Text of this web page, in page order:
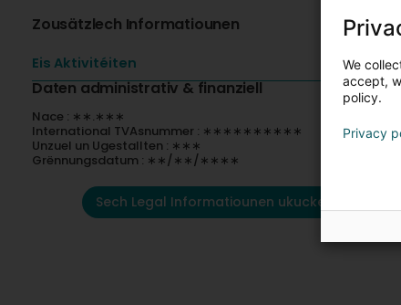
Zousätzlech Informatiounen
Eis Aktivitéiten
Daten administrativ & finanziell
Nace : ∗∗.∗∗∗
International TVAsnummer : ∗∗∗∗∗∗∗∗∗∗
Unzuel un Ugestallten : ∗∗∗
Grënnungsdatum : ∗∗/∗∗/∗∗∗∗
Sech Legal Informatiounen ukucken
We
accept,
policy.
Privacy